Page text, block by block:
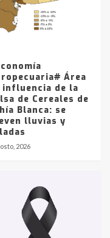
en
hasta Axion
Área
influencia de la
de Cereales de
Blanca: se
lluvias y
2026